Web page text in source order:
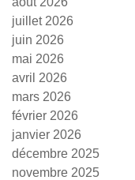
juillet 2026
juin 2026
mai 2026
avril 2026
mars 2026
février 2026
janvier 2026
décembre 2025
novembre 2025